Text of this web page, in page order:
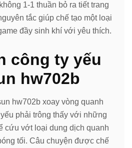
1-1 thuần bỏ ra tiết trang
tắc giúp chế tạo một loại
đầy sinh khí với yêu thích.
công ty yếu
hw702b
hw702b xoay vòng quanh
phải trông thấy với những
cứu vớt loại dung dịch quanh
tối. Câu chuyện được chế